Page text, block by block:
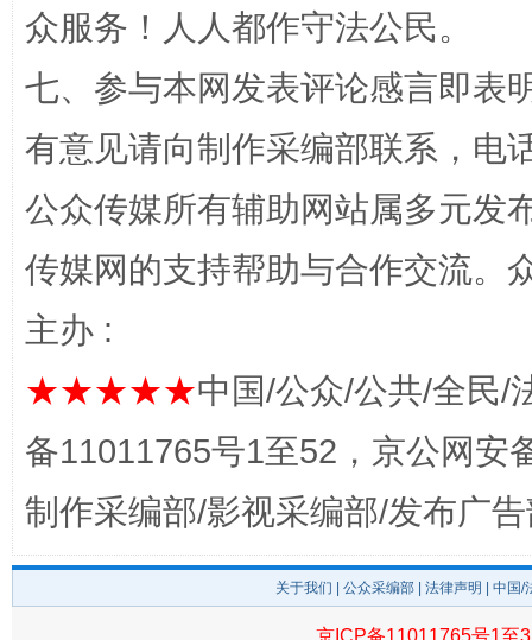
网上购药对药下症？
这是一记警钟！ 谢
众服务！人人都作守法公民。
七、参与本网发表评论感言即表
有意见请向制作采编部联系，电
公众传媒所有辅助网站属多元发
传媒网的支持帮助与合作交流。
主办 :
★★★★★中国/公众/公共/全民/
备11011765号1至52，京公网安
制作采编部/影视采编部/发布广
关于我们 公众采编部 法律声明 | 中国
京ICP备11011765号1至